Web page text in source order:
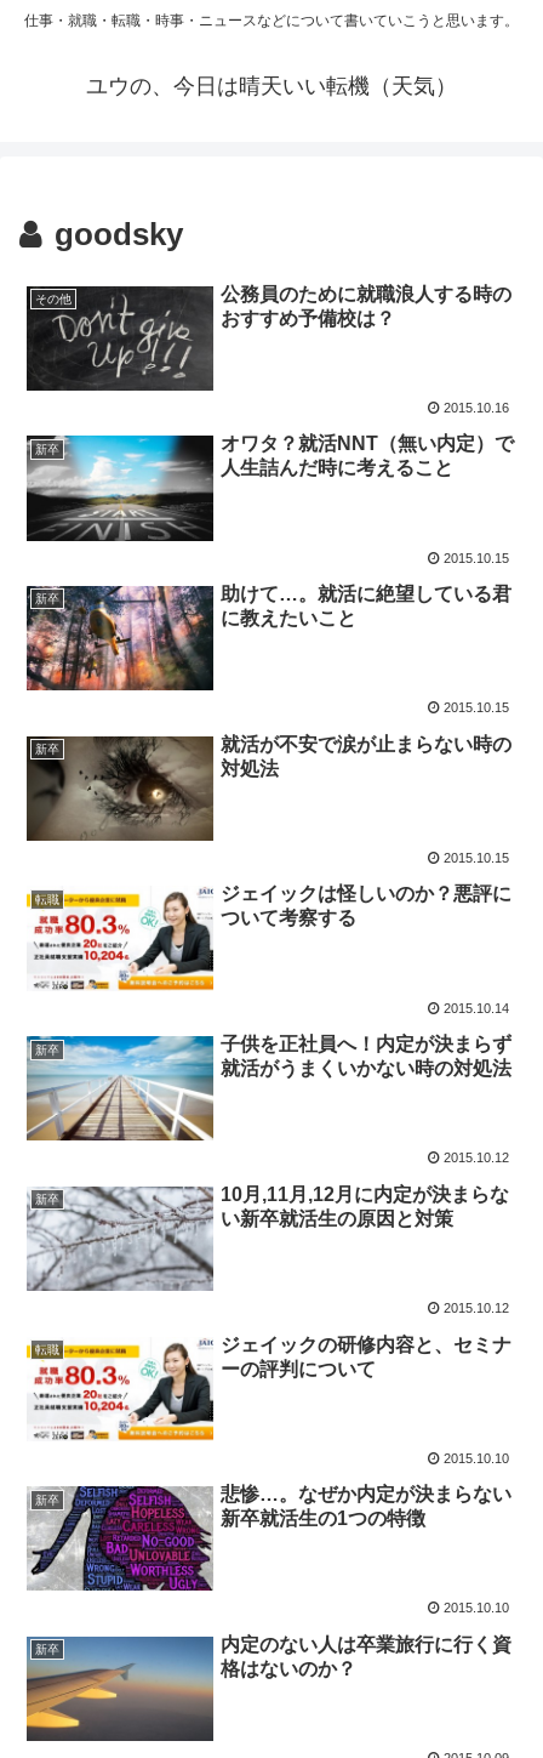
仕事・就職・転職・時事・ニュースなどについて書いていこうと思います。
ユウの、今日は晴天いい転機（天気）
goodsky
その他
公務員のために就職浪人する時の
おすすめ予備校は？
2015.10.16
新卒
オワタ？就活NNT（無い内定）で
人生詰んだ時に考えること
2015.10.15
新卒
助けて…。就活に絶望している君
に教えたいこと
2015.10.15
新卒
就活が不安で涙が止まらない時の
対処法
2015.10.15
転職
ジェイックは怪しいのか？悪評に
ついて考察する
2015.10.14
新卒
子供を正社員へ！内定が決まらず
就活がうまくいかない時の対処法
2015.10.12
新卒
10月,11月,12月に内定が決まらな
い新卒就活生の原因と対策
2015.10.12
転職
ジェイックの研修内容と、セミナ
ーの評判について
2015.10.10
新卒
悲惨…。なぜか内定が決まらない
新卒就活生の1つの特徴
2015.10.10
新卒
内定のない人は卒業旅行に行く資
格はないのか？